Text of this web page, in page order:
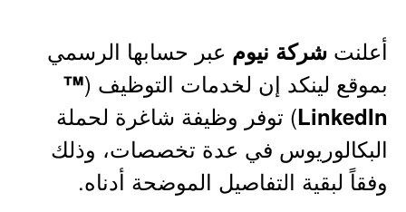
أعلنت شركة نيوم عبر حسابها الرسمي
بموقع لينكد إن لخدمات التوظيف (™
LinkedIn) توفر وظيفة شاغرة لحملة
البكالوريوس في عدة تخصصات، وذلك
وفقاً لبقية التفاصيل الموضحة أدناه.